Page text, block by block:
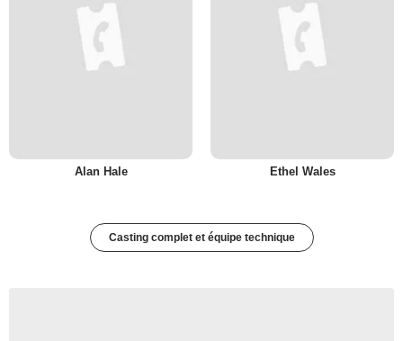
Alan Hale Ethel Wales
Casting complet et équipe technique